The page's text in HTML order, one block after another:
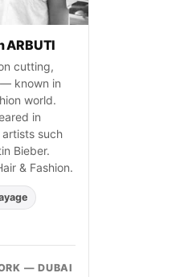
ARBUTI
cutting,
known in
world.
in
such
Bieber.
& Fashion.
— DUBAI